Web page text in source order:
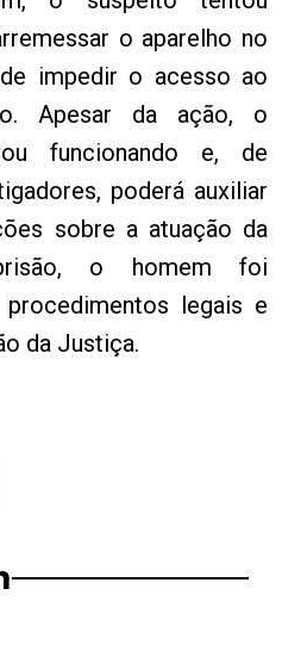
o aparelho no
impedir o acesso ao
Apesar da ação, o
funcionando e, de
poderá auxiliar
sobre a atuação da
o homem foi
legais e
da Justiça.